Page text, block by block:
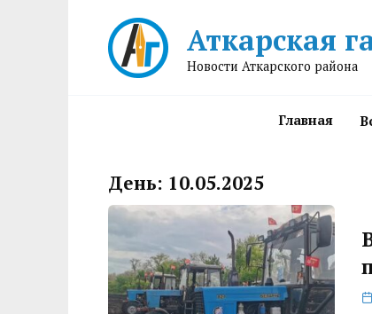
Аткарская
Новости Аткарского района
Главная
День: 10.05.2025